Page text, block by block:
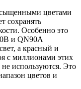
цветами
сохранять
Особенно это
и QN90A
а красный и
с миллионами этих
используются. Это
цветов и